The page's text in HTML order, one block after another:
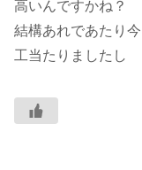
高いんですかね？
結構あれであたり
工当たりましたし